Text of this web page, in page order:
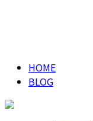
HOME
BLOG